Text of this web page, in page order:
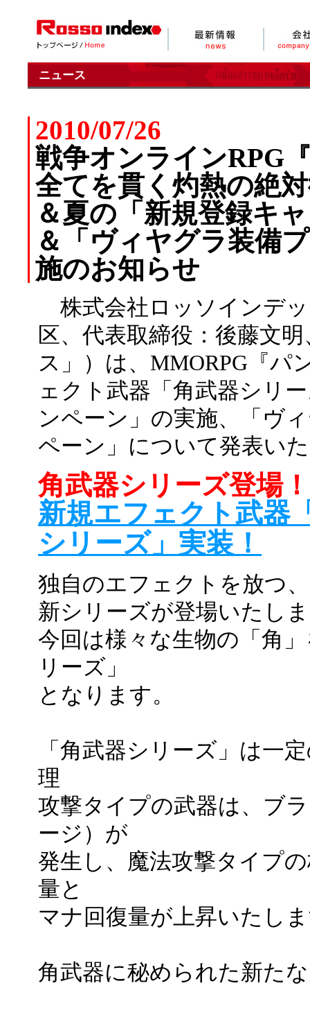
ニュース
2010/07/26
戦争オンラインRPG
全てを貫く灼熱の絶
＆夏の「新規登録キ
＆「ヴィヤグラ装備
施のお知らせ
株式会社ロッソインデ
区、代表取締役：後藤文
ス」）は、MMORPG『パ
ェクト武器「角武器シリ
ンペーン」の実施、「ヴ
ペーン」について発表い
角武器シリーズ登場！
新規エフェクト武器
シリーズ」実装！
独自のエフェクトを放つ
新シリーズが登場いたし
今回は様々な生物の「角
リーズ」
となります。
「角武器シリーズ」は一
理
攻撃タイプの武器は、ブ
ージ）が
発生し、魔法攻撃タイプ
量と
マナ回復量が上昇いたし
角武器に秘められた新た